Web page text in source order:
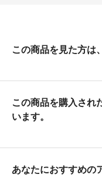
この商品を見た方は
この商品を購入され
います。
あなたにおすすめの